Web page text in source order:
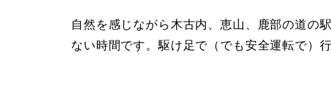
自然を感じながら木古内、恵山、鹿部の道の
ない時間です。駆け足で（でも安全運転で）